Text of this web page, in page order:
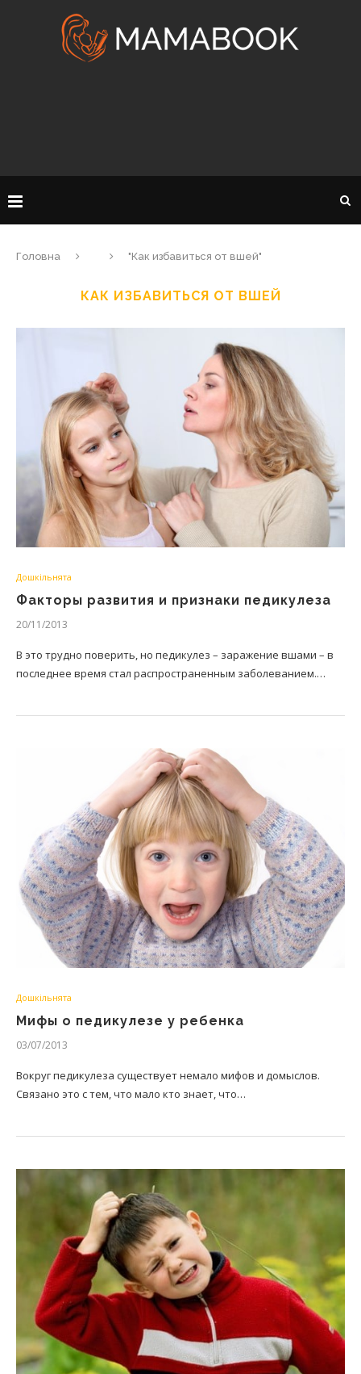
Головна "Как избавиться от вшей"
КАК ИЗБАВИТЬСЯ ОТ ВШЕЙ
Дошкільнята
Факторы развития и признаки педикулеза
20/11/2013
В это трудно поверить, но педикулез – заражение вшами – в
последнее время стал распространенным заболеванием.…
Дошкільнята
Мифы о педикулезе у ребенка
03/07/2013
Вокруг педикулеза существует немало мифов и домыслов.
Связано это с тем, что мало кто знает, что…